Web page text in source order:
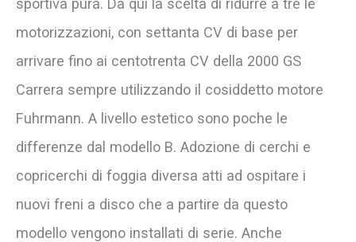
sportiva pura. Da qui la scelta di ridurre a tre le
motorizzazioni, con settanta CV di base per
arrivare fino ai centotrenta CV della 2000 GS
Carrera sempre utilizzando il cosiddetto motore
Fuhrmann. A livello estetico sono poche le
differenze dal modello B. Adozione di cerchi e
copricerchi di foggia diversa atti ad ospitare i
nuovi freni a disco che a partire da questo
modello vengono installati di serie. Anche